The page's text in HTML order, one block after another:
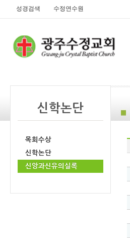
성경검색 수정연수원
신학논단
목회수상
신학논단
신앙과신유의실록